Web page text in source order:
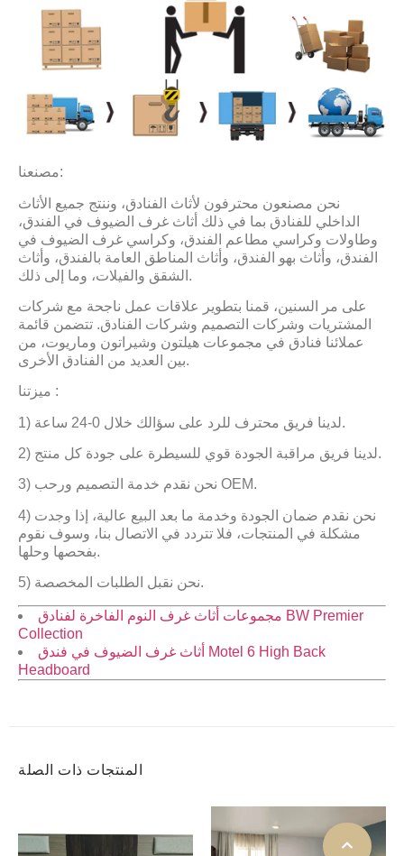
مصنعنا:
نحن مصنعون محترفون لأثاث الفنادق، وننتج جميع الأثاث
الداخلي للفنادق بما في ذلك أثاث غرف الضيوف في الفندق،
وطاولات وكراسي مطاعم الفندق، وكراسي غرف الضيوف في
الفندق، وأثاث بهو الفندق، وأثاث المناطق العامة بالفندق، وأثاث
الشقق والفيلات، وما إلى ذلك.
على مر السنين، قمنا بتطوير علاقات عمل ناجحة مع شركات
المشتريات وشركات التصميم وشركات الفنادق. تتضمن قائمة
عملائنا فنادق في مجموعات هيلتون وشيراتون وماريوت، من
بين العديد من الفنادق الأخرى.
ميزتنا​ :
1) لدينا فريق محترف للرد على سؤالك خلال 0-24 ساعة.
2) لدينا فريق مراقبة الجودة قوي للسيطرة على جودة كل منتج.
3) نحن نقدم خدمة التصميم ورحب OEM.
4) نحن نقدم ضمان الجودة وخدمة ما بعد البيع عالية، إذا وجدت
مشكلة في المنتجات، فلا تتردد في الاتصال بنا، وسوف نقوم
بفحصها وحلها.
5) نحن نقبل الطلبات المخصصة.
مجموعات أثاث غرف النوم الفاخرة لفنادق BW Premier
Collection
أثاث غرف الضيوف في فندق Motel 6 High Back
Headboard
المنتجات ذات الصلة